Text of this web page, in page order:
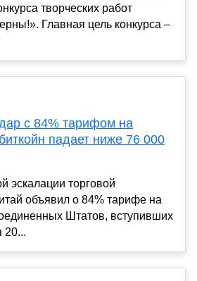
творческих работ
Главная цель конкурса –
с 84% тарифом на
падает ниже 76 000
эскалации торговой
объявил о 84% тарифе на
Штатов, вступивших
20...